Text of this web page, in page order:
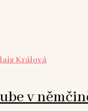
Králová
v